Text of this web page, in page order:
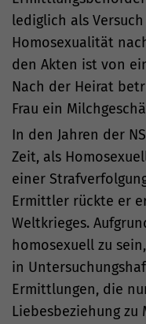
lediglich als
Homosexualität
den Akten ist von
Nach der Heirat
Frau ein
In den Jahren der
Zeit, als
einer
Ermittler rückte er
Weltkrieges.
homosexuell zu
in
Ermittlungen, die
Liebesbeziehung